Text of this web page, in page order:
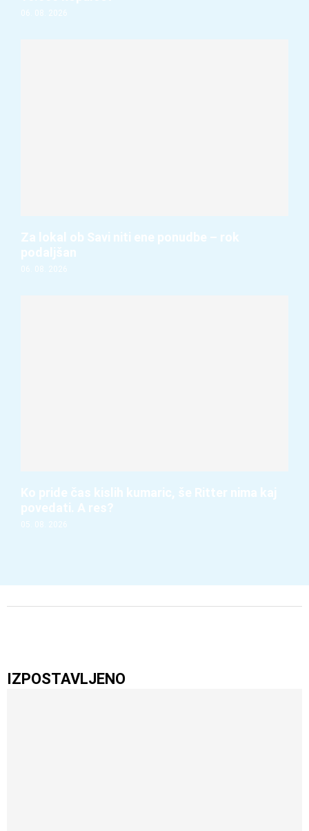
06. 08. 2026
Za lokal ob Savi niti ene ponudbe – rok
podaljšan
06. 08. 2026
Ko pride čas kislih kumaric, še Ritter nima kaj
povedati. A res?
05. 08. 2026
IZPOSTAVLJENO